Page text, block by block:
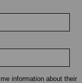
information about their